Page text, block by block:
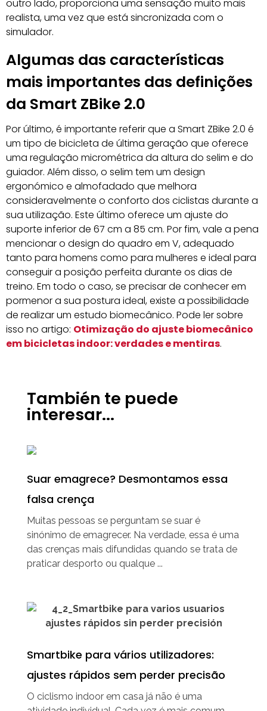
outro lado, proporciona uma sensação muito mais
realista, uma vez que está sincronizada com o
simulador.
Algumas das características
mais importantes das definições
da Smart ZBike 2.0
Por último, é importante referir que a Smart ZBike 2.0 é
um tipo de bicicleta de última geração que oferece
uma regulação micrométrica da altura do selim e do
guiador. Além disso, o selim tem um design
ergonómico e almofadado que melhora
consideravelmente o conforto dos ciclistas durante a
sua utilização. Este último oferece um ajuste do
suporte inferior de 67 cm a 85 cm. Por fim, vale a pena
mencionar o design do quadro em V, adequado
tanto para homens como para mulheres e ideal para
conseguir a posição perfeita durante os dias de
treino. Em todo o caso, se precisar de conhecer em
pormenor a sua postura ideal, existe a possibilidade
de realizar um estudo biomecânico. Pode ler sobre
isso no artigo: Otimização do ajuste biomecânico
em bicicletas indoor: verdades e mentiras.
También te puede
interesar...
Suar emagrece? Desmontamos essa
falsa crença
Muitas pessoas se perguntam se suar é
sinónimo de emagrecer. Na verdade, essa é uma
das crenças mais difundidas quando se trata de
praticar desporto ou qualque ...
Smartbike para vários utilizadores:
ajustes rápidos sem perder precisão
O ciclismo indoor em casa já não é uma